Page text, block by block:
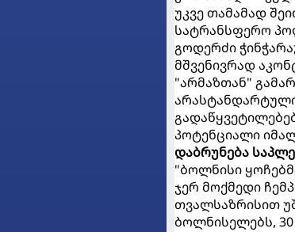
უკვე თამამად
სატრანსფერო
გოდერძი
მშვენივრად
"არმაზთან"
პოტენციალი
დაბრუნება
"ბოლნისი
ჯერ მოქმედი
თვალსაზრისით
ბოლნისელებს,